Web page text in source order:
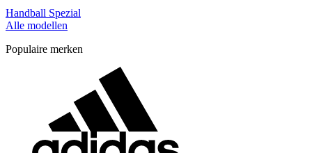
Handball Spezial
Alle modellen
Populaire merken